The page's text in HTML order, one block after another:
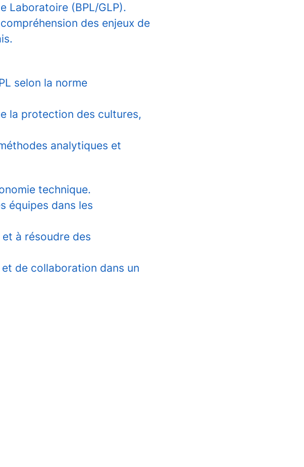
Laboratoire (BPL/GLP).
des enjeux de
selon la norme
la protection des cultures,
analytiques et
technique.
équipes dans les
à résoudre des
de collaboration dans un